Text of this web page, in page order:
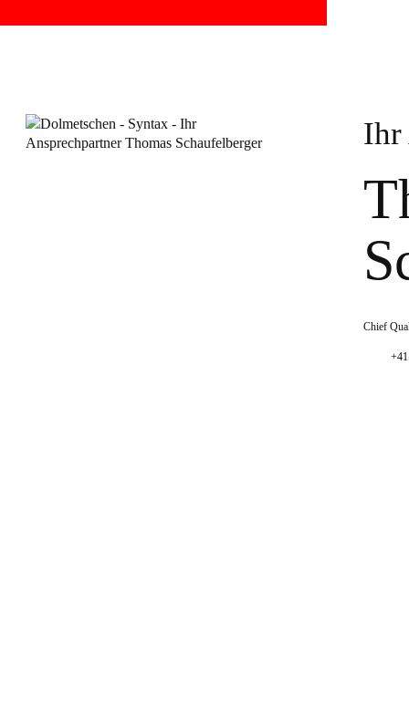
Ihr
Chief